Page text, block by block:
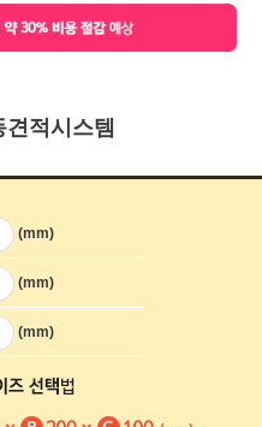
적시스템
(mm)
(mm)
(mm)